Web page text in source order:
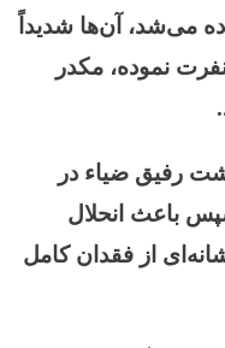
می‌شد، آن‌ها شدیداً
نموده، مکدر
رفیق ضیاء در
باعث انحلال
از فقدان کامل